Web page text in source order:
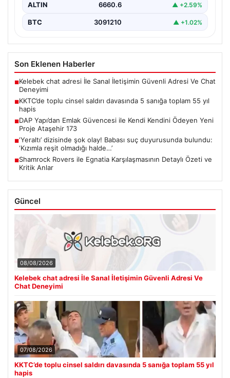
ALTIN 6660.6 ▲ +2.59%
BTC 3091210 ▲ +1.02%
Son Eklenen Haberler
■Kelebek chat adresi İle Sanal İletişimin Güvenli Adresi Ve Chat
Deneyimi
■KKTC’de toplu cinsel saldırı davasında 5 sanığa toplam 55 yıl
hapis
■DAP Yapı’dan Emlak Güvencesi ile Kendi Kendini Ödeyen Yeni
Proje Ataşehir 173
■‘Yeraltı’ dizisinde şok olay! Babası suç duyurusunda bulundu:
‘Kızımla reşit olmadığı halde…’
■Shamrock Rovers ile Egnatia Karşılaşmasının Detaylı Özeti ve
Kritik Anlar
Güncel
08/08/2026
Kelebek chat adresi İle Sanal İletişimin Güvenli Adresi Ve
Chat Deneyimi
07/08/2026
KKTC’de toplu cinsel saldırı davasında 5 sanığa toplam 55 yıl
hapis